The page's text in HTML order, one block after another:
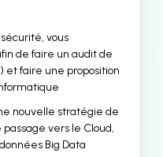
vous
de faire un audit de
et faire une proposition
nouvelle stratégie de
vers le Cloud,
Big Data